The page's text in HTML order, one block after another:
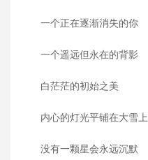
一个正在逐渐消失的你
一个遥远但永在的背影
白茫茫的初始之美
内心的灯光平铺在大雪上
没有一颗星会永远沉默